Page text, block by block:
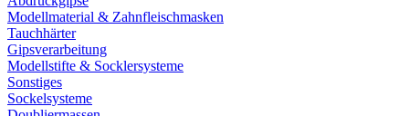
Modellmaterial & Zahnfleischmasken
Tauchhärter
Gipsverarbeitung
Modellstifte & Socklersysteme
Sonstiges
Sockelsysteme